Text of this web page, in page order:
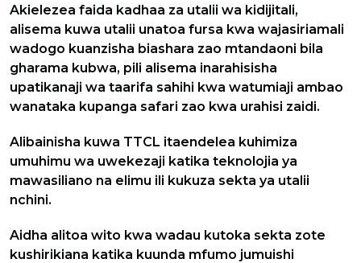
Akielezea faida kadhaa za utalii wa kidijitali,
alisema kuwa utalii unatoa fursa kwa wajasiriamali
wadogo kuanzisha biashara zao mtandaoni bila
gharama kubwa, pili alisema inarahisisha
upatikanaji wa taarifa sahihi kwa watumiaji ambao
wanataka kupanga safari zao kwa urahisi zaidi.
Alibainisha kuwa TTCL itaendelea kuhimiza
umuhimu wa uwekezaji katika teknolojia ya
mawasiliano na elimu ili kukuza sekta ya utalii
nchini.
Aidha alitoa wito kwa wadau kutoka sekta zote
kushirikiana katika kuunda mfumo jumuishi